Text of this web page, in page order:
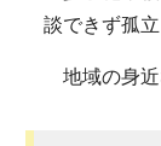
談できず孤
地域の身近